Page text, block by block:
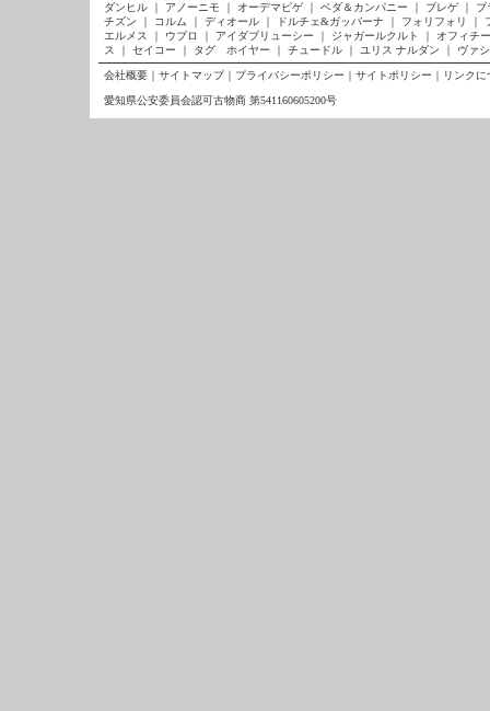
ダンヒル
｜ アノーニモ ｜ オーデマピゲ ｜ ベダ＆カンパニー ｜ ブレゲ ｜
ブ
チズン
｜ コルム ｜ ディオール ｜ ドルチェ&ガッバーナ ｜ フォリフォリ ｜
エルメス
｜ ウブロ ｜ アイダブリューシー ｜ ジャガールクルト ｜
オフィチ
ス
｜ セイコー ｜ タグ ホイヤー ｜ チュードル ｜ ユリス ナルダン ｜ ヴァ
会社概要 ｜ サイトマップ｜ プライバシーポリシー ｜ サイトポリシー ｜ リンクに
愛知県公安委員会認可古物商 第541160605200号